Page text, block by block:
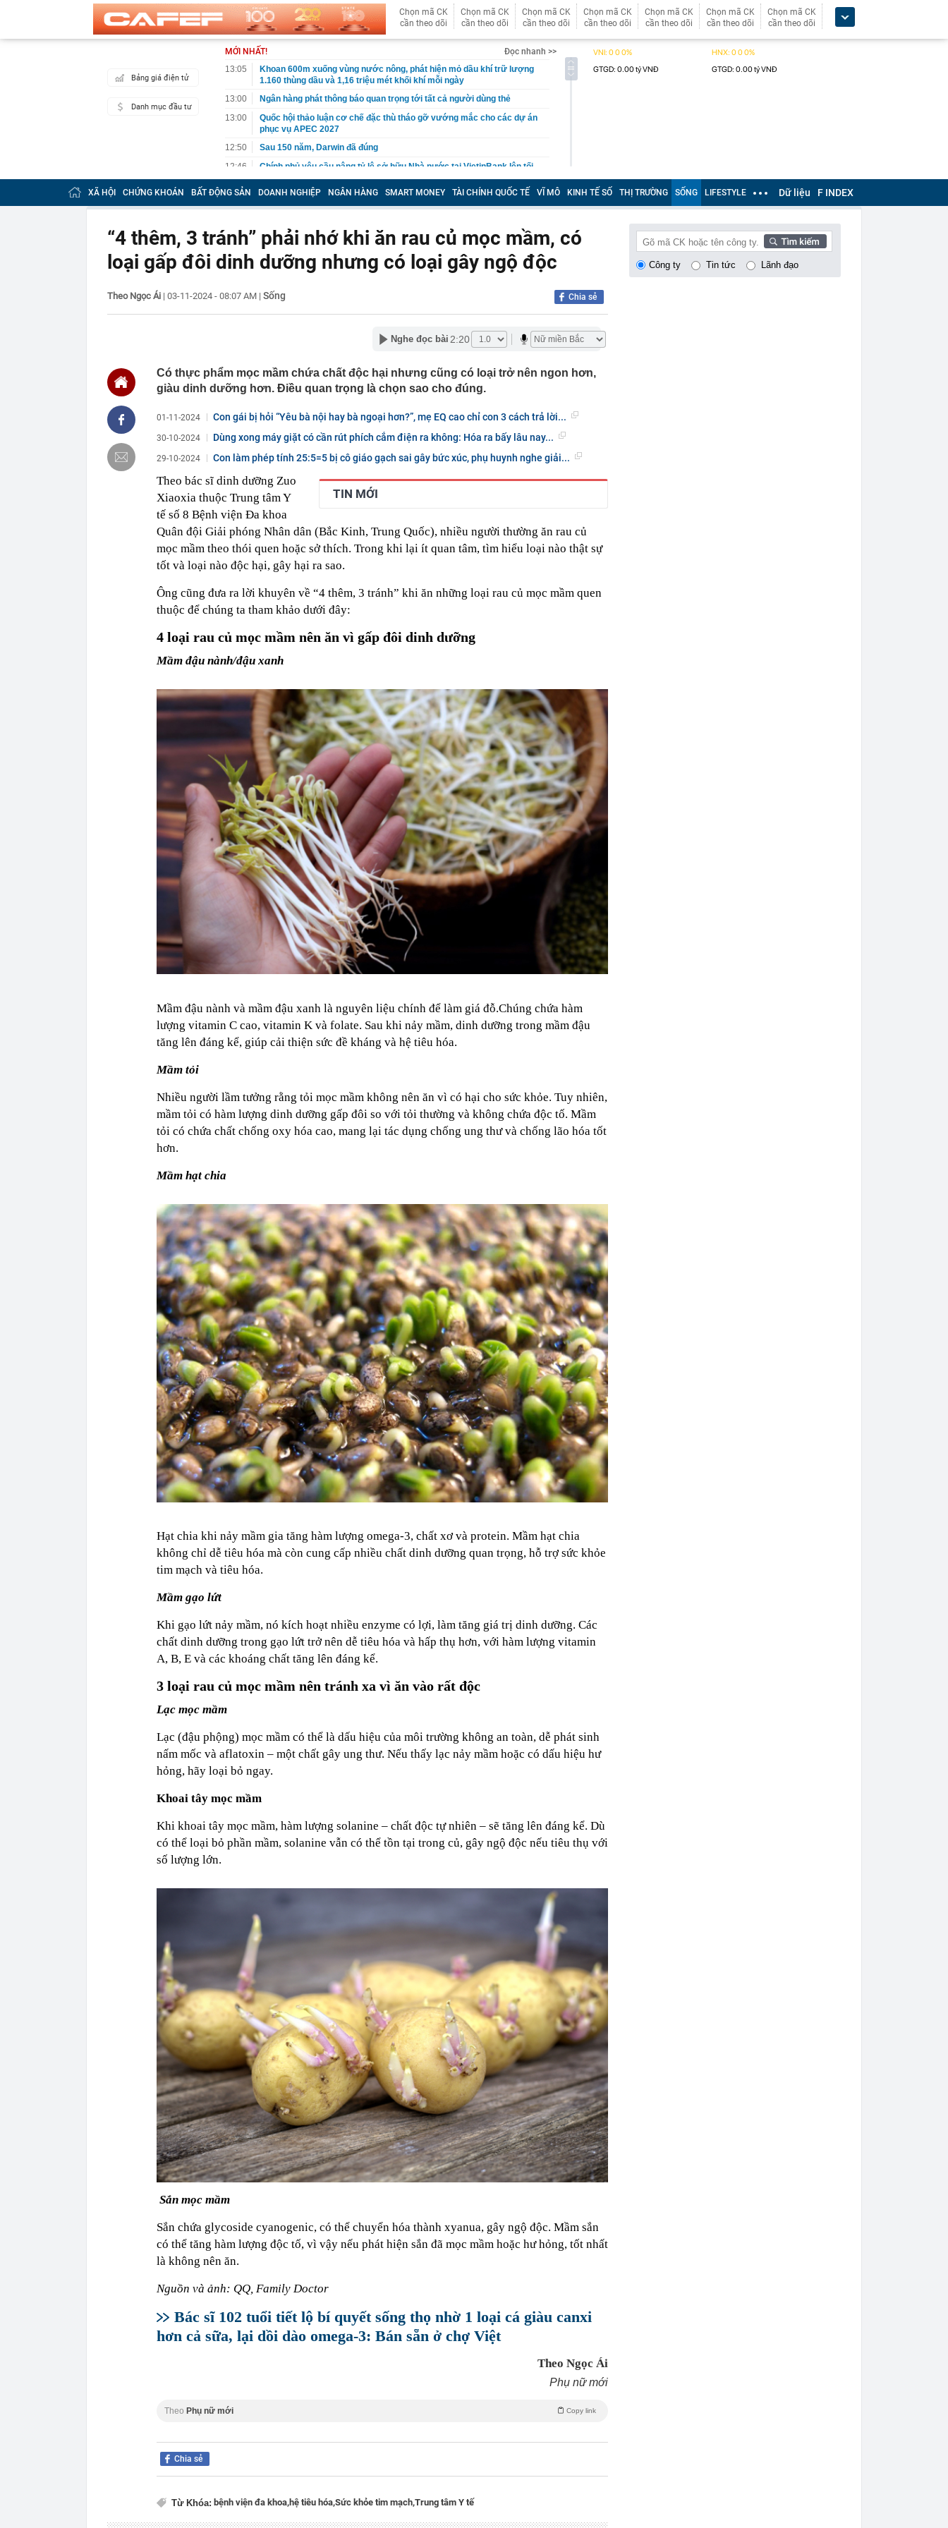
Chọn mã CK
cần theo dõi
Chọn mã CK
cần theo dõi
Chọn mã CK
cần theo dõi
Chọn mã CK
cần theo dõi
Chọn mã CK
cần theo dõi
Chọn mã CK
cần theo dõi
Chọn mã CK
cần theo dõi
Bảng giá điện tử
Danh mục đầu tư
MỚI NHẤT!
Đọc nhanh >>
13:05
Khoan 600m xuống vùng nước nông, phát hiện mỏ dầu khí trữ lượng
1.160 thùng dầu và 1,16 triệu mét khối khí mỗi ngày
13:00
Ngân hàng phát thông báo quan trọng tới tất cả người dùng thẻ
13:00
Quốc hội thảo luận cơ chế đặc thù tháo gỡ vướng mắc cho các dự án
phục vụ APEC 2027
12:50
Sau 150 năm, Darwin đã đúng
12:46
Chính phủ yêu cầu nâng tỷ lệ sở hữu Nhà nước tại VietinBank lên tối
thiểu 65%
12:45
Chủ cửa hàng hải sản tiết lộ: Đây là những loại cá họ bán nhiều nhất
mỗi sáng
giờ sáng
12:30
TPHCM hướng đến công khai quy hoạch, tiến độ giải quyết hồ sơ đất
đai trên môi trường số
Odyssey và đạo diễn Christopher Nolan cùng yêu thích
12:28
Bỏ phố về quê làm mô hình nhà miền Tây, thu gần nửa tỉ mỗi năm
Tỉnh rộng nhất đồng bằng sông Cửu Long chính thức được công nhận
là đơn vị hành chính cấp tỉnh loại I
Bali, được hàng loạt “ông lớn” Sun Group, Vingroup, BIM Group... chọn
làm điểm đến
BĐS "khủng" nhất thị trường đang triển khai đến đâu?
12:15
Vì sao người Nhật Bản thích đi nhà tắm công cộng?
12:14
Doanh nghiệp “nhà” Sun Group làm 2 khu đô thị 36.000 tỷ đồng tại tỉnh
rộng nhất Việt Nam
12:13
Hà Nội đồng bộ triển khai Vùng phát thải thấp trong Vành đai 1
12:12
Người phụ nữ 50 tuổi bị loãng xương, "thủ phạm" có liên quan đến một
món ăn sáng nhiều người rất chuộng vì nhanh và tiện lợi
12:03
Ô tô đỗ qua đêm ở khu đô thị bị trộm mất 2 bánh
12:01
Chốt ngày công bố giá Jaecoo J5 tại Việt Nam
12:00
Nợ có khả năng mất vốn tại các ngân hàng vượt 200.000 tỷ: Nhà băng
XÃ HỘI CHỨNG KHOÁN BẤT ĐỘNG SẢN DOANH NGHIỆP NGÂN HÀNG SMART MONEY TÀI CHÍNH QUỐC TẾ VĨ MÔ KINH TẾ SỐ THỊ TRƯỜNG SỐNG LIFESTYLE Dữ liệu F INDEX
“4 thêm, 3 tránh” phải nhớ khi ăn rau củ mọc mầm, có
loại gấp đôi dinh dưỡng nhưng có loại gây ngộ độc
Theo Ngọc Ái | 03-11-2024 - 08:07 AM | Sống Chia sẻ
Nghe đọc bài 2:20
Có thực phẩm mọc mầm chứa chất độc hại nhưng cũng có loại trở nên ngon hơn,
giàu dinh dưỡng hơn. Điều quan trọng là chọn sao cho đúng.
01-11-2024 Con gái bị hỏi “Yêu bà nội hay bà ngoại hơn?”, mẹ EQ cao chỉ con 3 cách trả lời...
30-10-2024 Dùng xong máy giặt có cần rút phích cắm điện ra không: Hóa ra bấy lâu nay...
29-10-2024 Con làm phép tính 25:5=5 bị cô giáo gạch sai gây bức xúc, phụ huynh nghe giải...
TIN MỚI
Theo bác sĩ dinh dưỡng Zuo
Xiaoxia thuộc Trung tâm Y
tế số 8 Bệnh viện Đa khoa
Quân đội Giải phóng Nhân dân (Bắc Kinh, Trung Quốc), nhiều người thường ăn rau củ
mọc mầm theo thói quen hoặc sở thích. Trong khi lại ít quan tâm, tìm hiểu loại nào thật sự
tốt và loại nào độc hại, gây hại ra sao.
Ông cũng đưa ra lời khuyên về “4 thêm, 3 tránh” khi ăn những loại rau củ mọc mầm quen
thuộc để chúng ta tham khảo dưới đây:
4 loại rau củ mọc mầm nên ăn vì gấp đôi dinh dưỡng
Mầm đậu nành/đậu xanh
Mầm đậu nành và mầm đậu xanh là nguyên liệu chính để làm giá đỗ.Chúng chứa hàm
lượng vitamin C cao, vitamin K và folate. Sau khi nảy mầm, dinh dưỡng trong mầm đậu
tăng lên đáng kể, giúp cải thiện sức đề kháng và hệ tiêu hóa.
Mầm tỏi
Nhiều người lầm tưởng rằng tỏi mọc mầm không nên ăn vì có hại cho sức khỏe. Tuy nhiên,
mầm tỏi có hàm lượng dinh dưỡng gấp đôi so với tỏi thường và không chứa độc tố. Mầm
tỏi có chứa chất chống oxy hóa cao, mang lại tác dụng chống ung thư và chống lão hóa tốt
hơn.
Mầm hạt chia
Hạt chia khi nảy mầm gia tăng hàm lượng omega-3, chất xơ và protein. Mầm hạt chia
không chỉ dễ tiêu hóa mà còn cung cấp nhiều chất dinh dưỡng quan trọng, hỗ trợ sức khỏe
tim mạch và tiêu hóa.
Mầm gạo lứt
Khi gạo lứt nảy mầm, nó kích hoạt nhiều enzyme có lợi, làm tăng giá trị dinh dưỡng. Các
chất dinh dưỡng trong gạo lứt trở nên dễ tiêu hóa và hấp thụ hơn, với hàm lượng vitamin
A, B, E và các khoáng chất tăng lên đáng kể.
3 loại rau củ mọc mầm nên tránh xa vì ăn vào rất độc
Lạc mọc mầm
Lạc (đậu phộng) mọc mầm có thể là dấu hiệu của môi trường không an toàn, dễ phát sinh
nấm mốc và aflatoxin – một chất gây ung thư. Nếu thấy lạc nảy mầm hoặc có dấu hiệu hư
hỏng, hãy loại bỏ ngay.
Khoai tây mọc mầm
Khi khoai tây mọc mầm, hàm lượng solanine – chất độc tự nhiên – sẽ tăng lên đáng kể. Dù
có thể loại bỏ phần mầm, solanine vẫn có thể tồn tại trong củ, gây ngộ độc nếu tiêu thụ với
số lượng lớn.
Sắn mọc mầm
Sắn chứa glycoside cyanogenic, có thể chuyển hóa thành xyanua, gây ngộ độc. Mầm sắn
có thể tăng hàm lượng độc tố, vì vậy nếu phát hiện sắn đã mọc mầm hoặc hư hỏng, tốt nhất
là không nên ăn.
Nguồn và ảnh: QQ, Family Doctor
Bác sĩ 102 tuổi tiết lộ bí quyết sống thọ nhờ 1 loại cá giàu canxi
hơn cả sữa, lại dồi dào omega-3: Bán sẵn ở chợ Việt
Theo Ngọc Ái
Phụ nữ mới
Theo Phụ nữ mới Copy link
Chia sẻ
Từ Khóa: bệnh viện đa khoa,hệ tiêu hóa,Sức khỏe tim mạch,Trung tâm Y tế
Công ty Tin tức Lãnh đạo